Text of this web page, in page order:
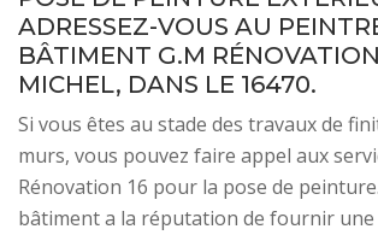
ADRESSEZ-VOUS AU
BÂTIMENT G.M
MICHEL, DANS LE 16470.
Si vous êtes au stade des travaux de
murs, vous pouvez faire appel aux
Rénovation 16 pour la pose de
bâtiment a la réputation de fournir